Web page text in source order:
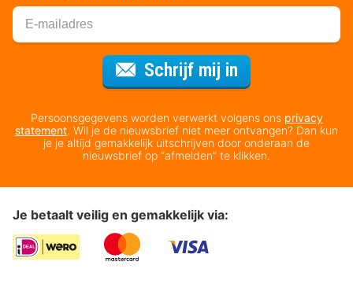
Schrijf mij in
Persoonsgegevens worden verwerkt volgens ons privacy
statement. Wil je de nieuwsbrief niet meer ontvangen? Dan kun
je je altijd gemakkelijk uitschrijven door onderaan de
nieuwsbrief op “afmelden” te klikken.
Je betaalt veilig en gemakkelijk via: